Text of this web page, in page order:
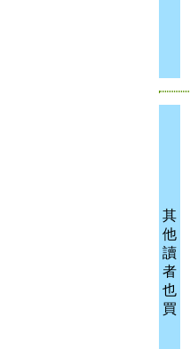
其
他
讀
者
也
買